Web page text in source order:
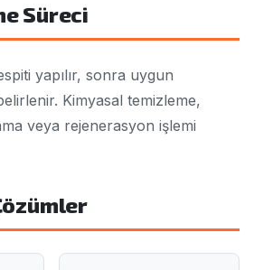
Süreci
yapılır, sonra uygun
Kimyasal temizleme,
veya rejenerasyon işlemi